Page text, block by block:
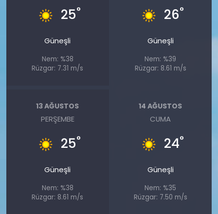
25°
Güneşli
Nem: %38
Rüzgar: 7.31 m/s
26°
Güneşli
Nem: %39
Rüzgar: 8.61 m/s
13 AĞUSTOS
PERŞEMBE
25°
Güneşli
Nem: %38
Rüzgar: 8.61 m/s
14 AĞUSTOS
CUMA
24°
Güneşli
Nem: %35
Rüzgar: 7.50 m/s